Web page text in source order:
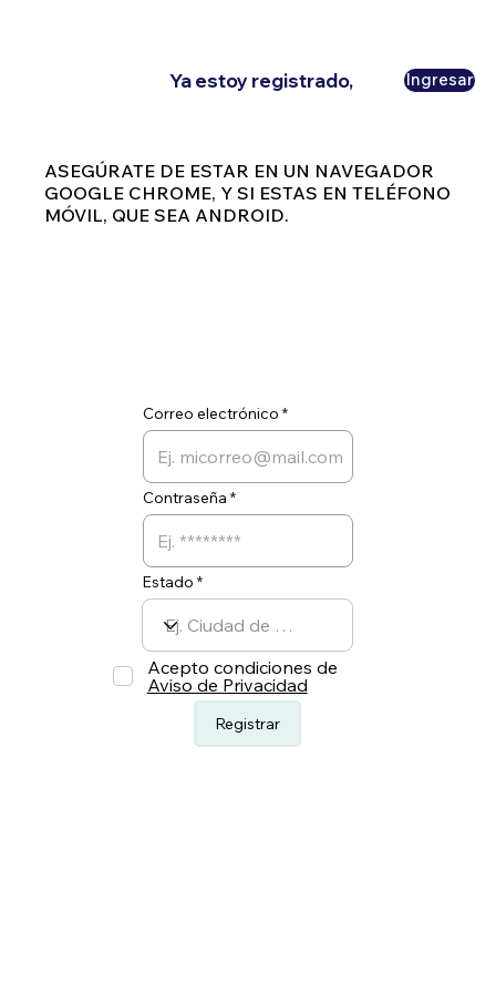
Ya estoy registrado, Ingresar
Registrar
Acepto condiciones de
Aviso de Privacidad
Estado
Contraseña
Correo electrónico
ASEGÚRATE DE ESTAR EN UN NAVEGADOR
GOOGLE CHROME, Y SI ESTAS EN TELÉFONO
MÓVIL, QUE SEA ANDROID.